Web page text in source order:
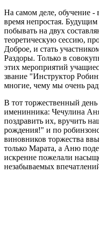
На самом деле, обучение -
время непростая.
побывать на двух
теоретическую сессию,
Доброе, и стать
Раздоры. Только в
этих мероприятий
звание "Инструктор
многие, чему мы очень
В тот торжественный день
именинника: Чечулина
поздравить их, вручить
рождения!" и по
виновников торжества
только Марата, а Аню
искренне пожелали
незабываемых